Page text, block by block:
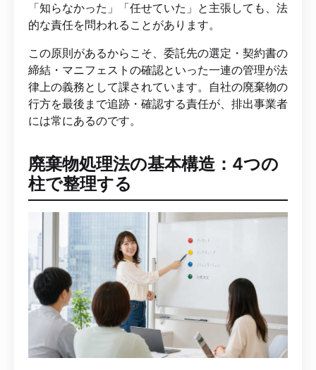
「知らなかった」「任せていた」と主張しても、法
的な責任を問われることがあります。
この原則があるからこそ、委託先の選定・契約書の
締結・マニフェストの確認といった一連の管理が法
律上の義務として課されています。自社の廃棄物の
行方を最後まで追跡・確認する責任が、排出事業者
には常にあるのです。
廃棄物処理法の基本構造：4つの
柱で整理する